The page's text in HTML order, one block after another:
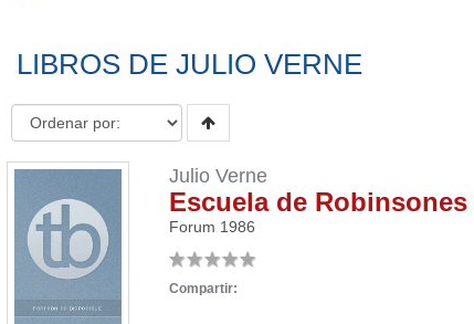
LIBROS DE JULIO VERNE
Julio Verne
Escuela de Robinsones
Forum 1986
Compartir: